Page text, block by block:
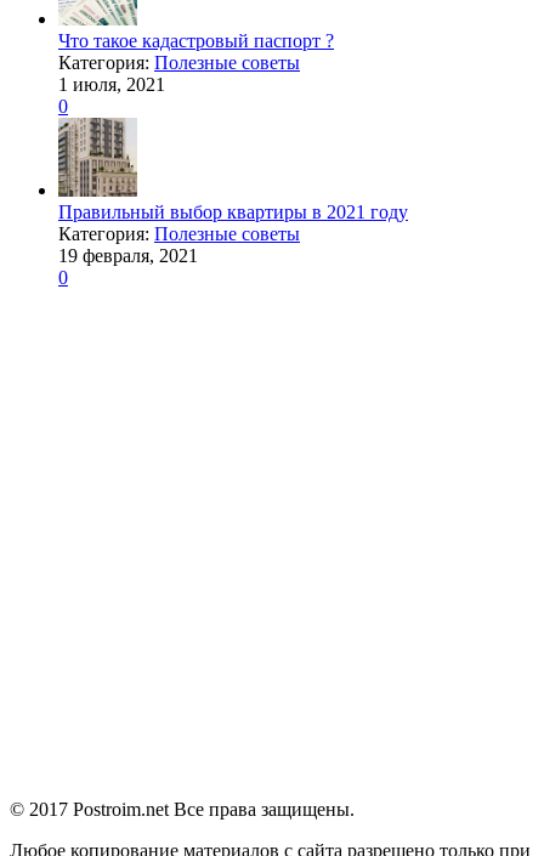
Что такое кадастровый паспорт ?
Категория: Полезные советы
1 июля, 2021
0
Правильный выбор квартиры в 2021 году
Категория: Полезные советы
19 февраля, 2021
0
© 2017 Postroim.net Все права защищены.
Любое копирование материалов с сайта разрешено только при